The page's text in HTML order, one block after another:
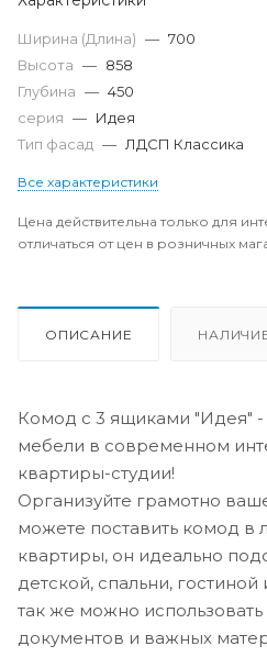
Ширина (Длина) — 700
Высота — 858
Глубина — 450
серия — Идея
Тип фасад — ЛДСП Классика
Все характеристики
Цена действительна только для
отличаться от цен в розничных
ОПИСАНИЕ
Комод с 3 ящиками "Идея"
мебели в современном
квартиры-студии!
Организуйте грамотно
можете поставить комод
квартиры, он идеально
детской, спальни,
так же можно
документов и важных